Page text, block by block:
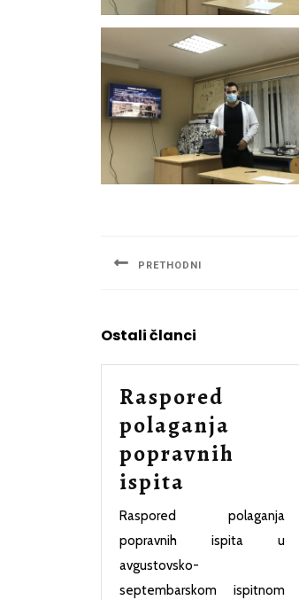
PRETHODNI
Ostali članci
Raspored
polaganja
popravnih
ispita
polaganja
popravnih
ispita
Raspored polaganja
popravnih ispita u
avgustovsko-
septembarskom ispitnom